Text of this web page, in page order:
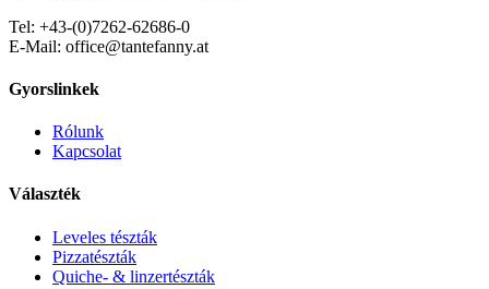
Tel: +43-(0)7262-62686-0
E-Mail: office@tantefanny.at
Gyorslinkek
Rólunk
Kapcsolat
Választék
Leveles tészták
Pizzatészták
Quiche- & linzertészták